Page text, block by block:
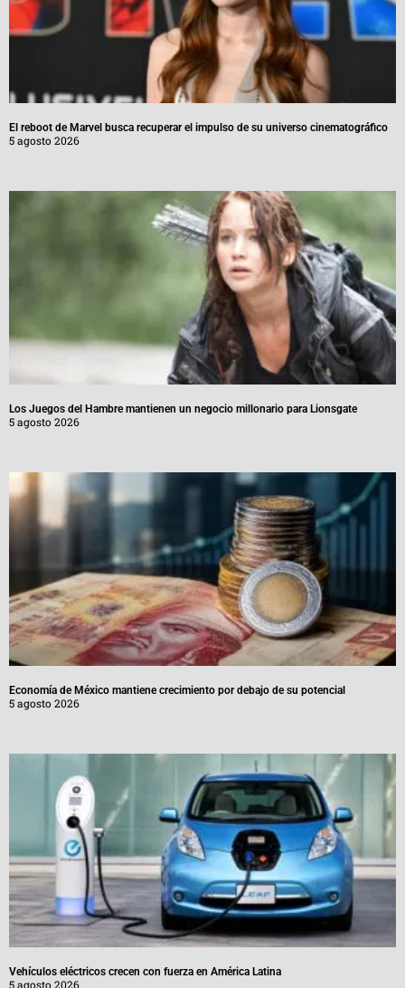
El reboot de Marvel busca recuperar el impulso de su universo cinematográfico
5 agosto 2026
Los Juegos del Hambre mantienen un negocio millonario para Lionsgate
5 agosto 2026
Economía de México mantiene crecimiento por debajo de su potencial
5 agosto 2026
Vehículos eléctricos crecen con fuerza en América Latina
5 agosto 2026